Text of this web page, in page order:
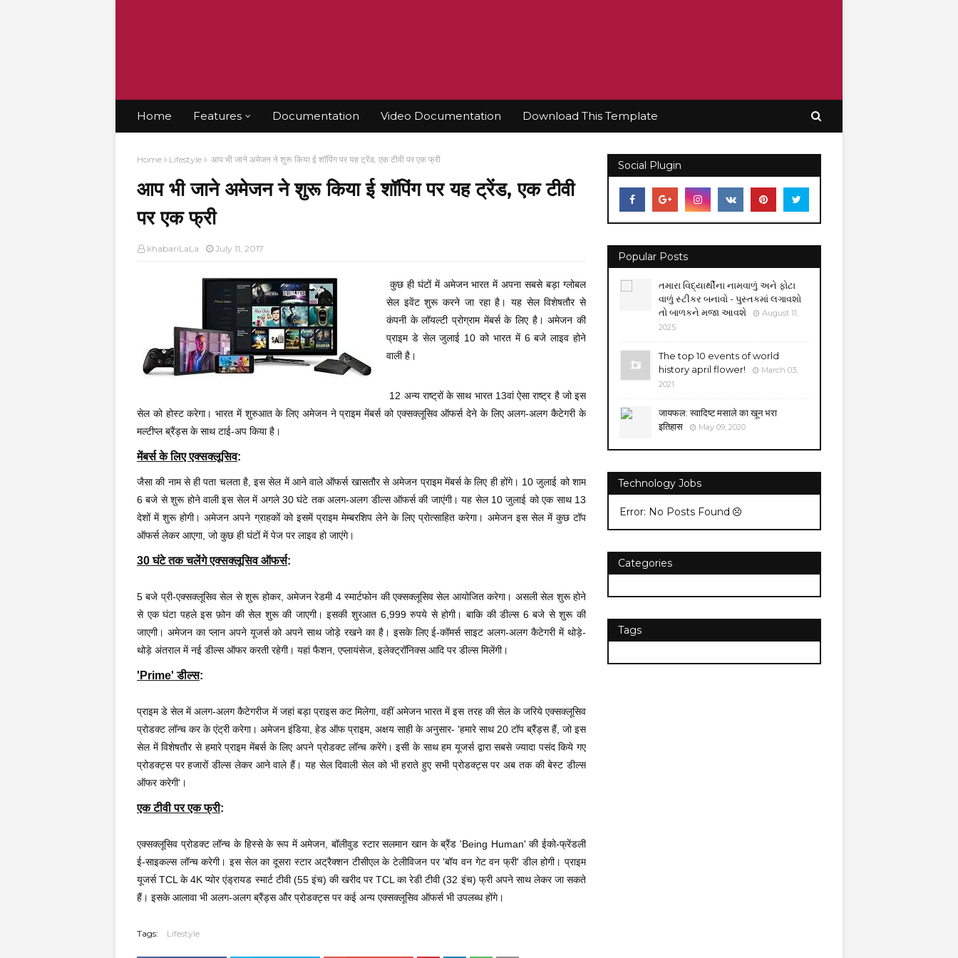
Home Features Documentation Video Documentation Download This Template
Home Lifestyle आप भी जाने अमेजन ने शुरू किया ई शॉपिंग पर यह ट्रेंड, एक टीवी पर एक फ्री
आप भी जाने अमेजन ने शुरू किया ई शॉपिंग पर यह ट्रेंड, एक टीवी
पर एक फ्री
khabariLaLa July 11, 2017
कुछ ही घंटों में अमेजन भारत में अपना सबसे बड़ा ग्लोबल
सेल इवेंट शुरू करने जा रहा है। यह सेल विशेषतौर से
कंपनी के लॉयल्टी प्रोग्राम मेंबर्स के लिए है। अमेजन की
प्राइम डे सेल जुलाई 10 को भारत में 6 बजे लाइव होने
वाली है।
12 अन्य राष्ट्रों के साथ भारत 13वां ऐसा राष्ट्र है जो इस
सेल को होस्ट करेगा। भारत में शुरुआत के लिए अमेजन ने प्राइम मेंबर्स को एक्सक्लूसिव ऑफर्स देने के लिए अलग-अलग कैटेगरी के
मल्टीप्ल ब्रैंड्स के साथ टाई-अप किया है।
मेंबर्स के लिए एक्सक्लूसिव:
जैसा की नाम से ही पता चलता है, इस सेल में आने वाले ऑफर्स खासतौर से अमेजन प्राइम मेंबर्स के लिए ही होंगे। 10 जुलाई को शाम
6 बजे से शुरू होने वाली इस सेल में अगले 30 घंटे तक अलग-अलग डील्स ऑफर्स की जाएंगी। यह सेल 10 जुलाई को एक साथ 13
देशों में शुरू होगी। अमेजन अपने ग्राहकों को इसमें प्राइम मेम्बरशिप लेने के लिए प्रोत्साहित करेगा। अमेजन इस सेल में कुछ टॉप
ऑफर्स लेकर आएगा, जो कुछ ही घंटों में पेज पर लाइव हो जाएंगे।
30 घंटे तक चलेंगे एक्सक्लूसिव ऑफर्स:
5 बजे प्री-एक्सक्लूसिव सेल से शुरू होकर, अमेजन रेडमी 4 स्मार्टफोन की एक्सक्लूसिव सेल आयोजित करेगा। असली सेल शुरू होने
से एक घंटा पहले इस फ़ोन की सेल शुरू की जाएगी। इसकी शुरआत 6,999 रुपये से होगी। बाकि की डील्स 6 बजे से शुरू की
जाएगी। अमेजन का प्लान अपने यूजर्स को अपने साथ जोड़े रखने का है। इसके लिए ई-कॉमर्स साइट अलग-अलग कैटेगरी में थोड़े-
थोड़े अंतराल में नई डील्स ऑफर करती रहेगी। यहां फैशन, एप्लायंसेज, इलेक्ट्रॉनिक्स आदि पर डील्स मिलेंगी।
'Prime' डील्स:
प्राइम डे सेल में अलग-अलग कैटेगरीज में जहां बड़ा प्राइस कट मिलेगा, वहीं अमेजन भारत में इस तरह की सेल के जरिये एक्सक्लूसिव
प्रोडक्ट लॉन्च कर के एंट्री करेगा। अमेजन इंडिया, हेड ऑफ प्राइम, अक्षय साही के अनुसार- 'हमारे साथ 20 टॉप ब्रैंड्स हैं, जो इस
सेल में विशेषतौर से हमारे प्राइम मेंबर्स के लिए अपने प्रोडक्ट लॉन्च करेंगे। इसी के साथ हम यूजर्स द्वारा सबसे ज्यादा पसंद किये गए
प्रोडक्ट्स पर हजारों डील्स लेकर आने वाले हैं। यह सेल दिवाली सेल को भी हराते हुए सभी प्रोडक्ट्स पर अब तक की बेस्ट डील्स
ऑफर करेगी'।
एक टीवी पर एक फ्री:
एक्सक्लूसिव प्रोडक्ट लॉन्च के हिस्से के रूप में अमेजन, बॉलीवुड स्टार सलमान खान के ब्रैंड 'Being Human' की ईको-फ्रेंडली
ई-साइकल्स लॉन्च करेगी। इस सेल का दूसरा स्टार अट्रैक्शन टीसीएल के टेलीविजन पर 'बॉय वन गेट वन फ्री' डील होगी। प्राइम
यूजर्स TCL के 4K प्योर एंड्रायड स्मार्ट टीवी (55 इंच) की खरीद पर TCL का रेडी टीवी (32 इंच) फ्री अपने साथ लेकर जा सकते
हैं। इसके आलावा भी अलग-अलग ब्रैंड्स और प्रोडक्ट्स पर कई अन्य एक्सक्लूसिव ऑफर्स भी उपलब्ध होंगे।
Tags: Lifestyle
Social Plugin
Popular Posts
તમારા વિદ્યાર્થીના નામવાળું અને ફોટા
વાળું સ્ટીકર બનાવો - પુસ્તકમાં લગાવશો
તો બાળકને મજા આવશે
August 11,
2025
The top 10 events of world
history april flower!
March 03,
2021
जायफल: स्वादिष्ट मसाले का खून भरा
इतिहास
May 09, 2020
Technology Jobs
Error: No Posts Found
Categories
Tags